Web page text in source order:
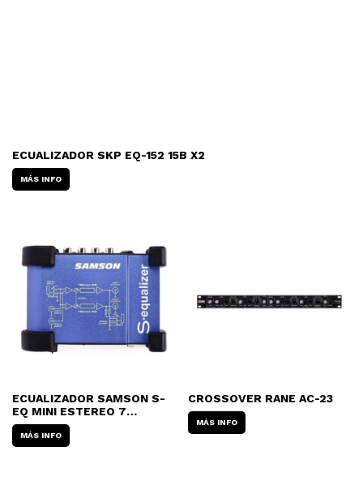
ECUALIZADOR SKP EQ-152 15B X2
MÁS INFO
ECUALIZADOR SAMSON S-
EQ MINI ESTEREO 7
BANDAS
MÁS INFO
CROSSOVER RANE AC-23
MÁS INFO